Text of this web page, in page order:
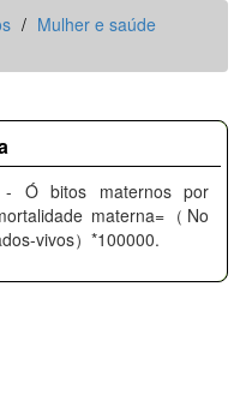
Mulher e saúde
- Ó bitos maternos por
materna=（No
vivos）*100000.